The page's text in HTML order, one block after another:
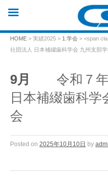
HOME > 実績2025 > 1.学会 > <span
社団法人 日本補綴歯科学会 九州支部
9月
令和７
日本補綴歯科学
会
Posted on 2025年10月10日 by